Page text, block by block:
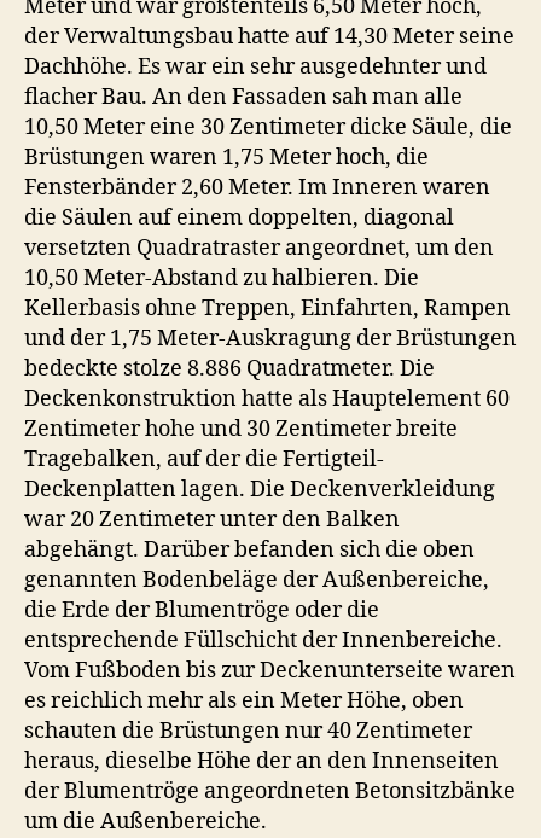
Meter und war größtenteils 6,50 Meter hoch,
der Verwaltungsbau hatte auf 14,30 Meter seine
Dachhöhe. Es war ein sehr ausgedehnter und
flacher Bau. An den Fassaden sah man alle
10,50 Meter eine 30 Zentimeter dicke Säule, die
Brüstungen waren 1,75 Meter hoch, die
Fensterbänder 2,60 Meter. Im Inneren waren
die Säulen auf einem doppelten, diagonal
versetzten Quadratraster angeordnet, um den
10,50 Meter-Abstand zu halbieren. Die
Kellerbasis ohne Treppen, Einfahrten, Rampen
und der 1,75 Meter-Auskragung der Brüstungen
bedeckte stolze 8.886 Quadratmeter. Die
Deckenkonstruktion hatte als Hauptelement 60
Zentimeter hohe und 30 Zentimeter breite
Tragebalken, auf der die Fertigteil-
Deckenplatten lagen. Die Deckenverkleidung
war 20 Zentimeter unter den Balken
abgehängt. Darüber befanden sich die oben
genannten Bodenbeläge der Außenbereiche,
die Erde der Blumentröge oder die
entsprechende Füllschicht der Innenbereiche.
Vom Fußboden bis zur Deckenunterseite waren
es reichlich mehr als ein Meter Höhe, oben
schauten die Brüstungen nur 40 Zentimeter
heraus, dieselbe Höhe der an den Innenseiten
der Blumentröge angeordneten Betonsitzbänke
um die Außenbereiche.